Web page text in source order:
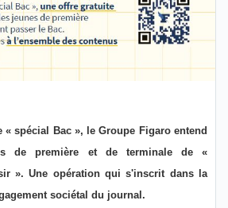
« spécial Bac », le Groupe Figaro entend
de première et de terminale de «
». Une opération qui s'inscrit dans la
sociétal du journal.